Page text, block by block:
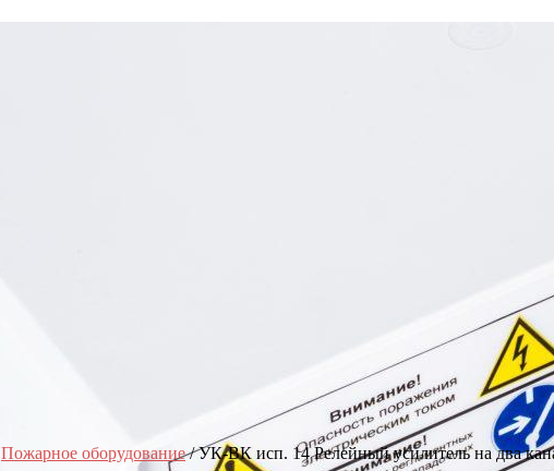
Пожарное оборудование/ УК-ВК исп. 14 Релейный усилитель на два